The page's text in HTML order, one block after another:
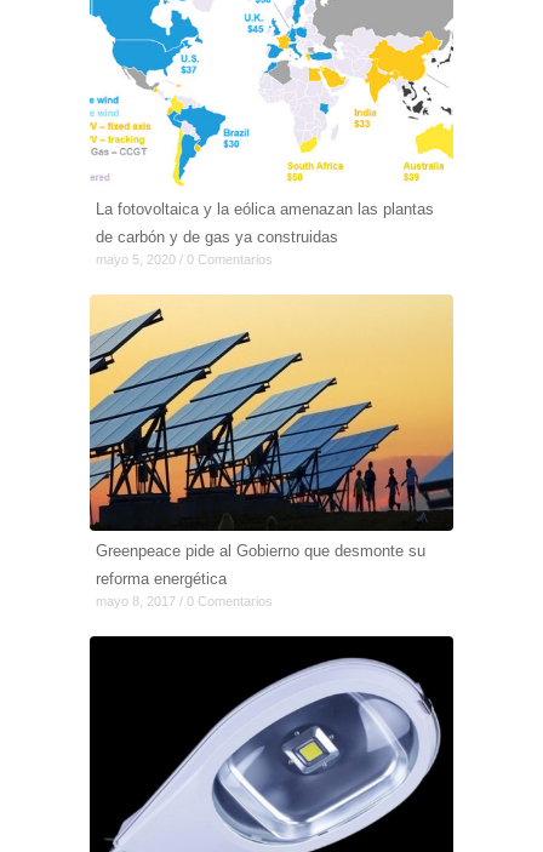
La fotovoltaica y la eólica amenazan las plantas
de carbón y de gas ya construidas
mayo 5, 2020 / 0 Comentarios
Greenpeace pide al Gobierno que desmonte su
reforma energética
mayo 8, 2017 / 0 Comentarios